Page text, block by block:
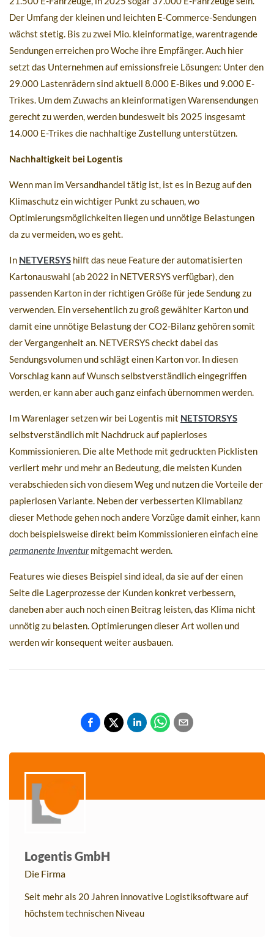
Der Umfang der kleinen und leichten E-Commerce-Sendungen
wächst stetig. Bis zu zwei Mio. kleinformatige, warentragende
Sendungen erreichen pro Woche ihre Empfänger. Auch hier
setzt das Unternehmen auf emissionsfreie Lösungen: Unter den
29.000 Lastenrädern sind aktuell 8.000 E-Bikes und 9.000 E-
Trikes. Um dem Zuwachs an kleinformatigen Warensendungen
gerecht zu werden, werden bundesweit bis 2025 insgesamt
14.000 E-Trikes die nachhaltige Zustellung unterstützen.
Nachhaltigkeit bei Logentis
Wenn man im Versandhandel tätig ist, ist es in Bezug auf den
Klimaschutz ein wichtiger Punkt zu schauen, wo
Optimierungsmöglichkeiten liegen und unnötige Belastungen
da zu vermeiden, wo es geht.
In NETVERSYS hilft das neue Feature der automatisierten
Kartonauswahl (ab 2022 in NETVERSYS verfügbar), den
passenden Karton in der richtigen Größe für jede Sendung zu
verwenden. Ein versehentlich zu groß gewählter Karton und
damit eine unnötige Belastung der CO2-Bilanz gehören somit
der Vergangenheit an. NETVERSYS checkt dabei das
Sendungsvolumen und schlägt einen Karton vor. In diesen
Vorschlag kann auf Wunsch selbstverständlich eingegriffen
werden, er kann aber auch ganz einfach übernommen werden.
Im Warenlager setzen wir bei Logentis mit NETSTORSYS
selbstverständlich mit Nachdruck auf papierloses
Kommissionieren. Die alte Methode mit gedruckten Picklisten
verliert mehr und mehr an Bedeutung, die meisten Kunden
verabschieden sich von diesem Weg und nutzen die Vorteile der
papierlosen Variante. Neben der verbesserten Klimabilanz
dieser Methode gehen noch andere Vorzüge damit einher, kann
doch beispielsweise direkt beim Kommissionieren einfach eine
permanente Inventurmitgemacht werden.
Features wie dieses Beispiel sind ideal, da sie auf der einen
Seite die Lagerprozesse der Kunden konkret verbessern,
daneben aber auch noch einen Beitrag leisten, das Klima nicht
unnötig zu belasten. Optimierungen dieser Art wollen und
werden wir konsequent weiter ausbauen.
Logentis GmbH
Die Firma
Seit mehr als 20 Jahren innovative Logistiksoftware auf
höchstem technischen Niveau